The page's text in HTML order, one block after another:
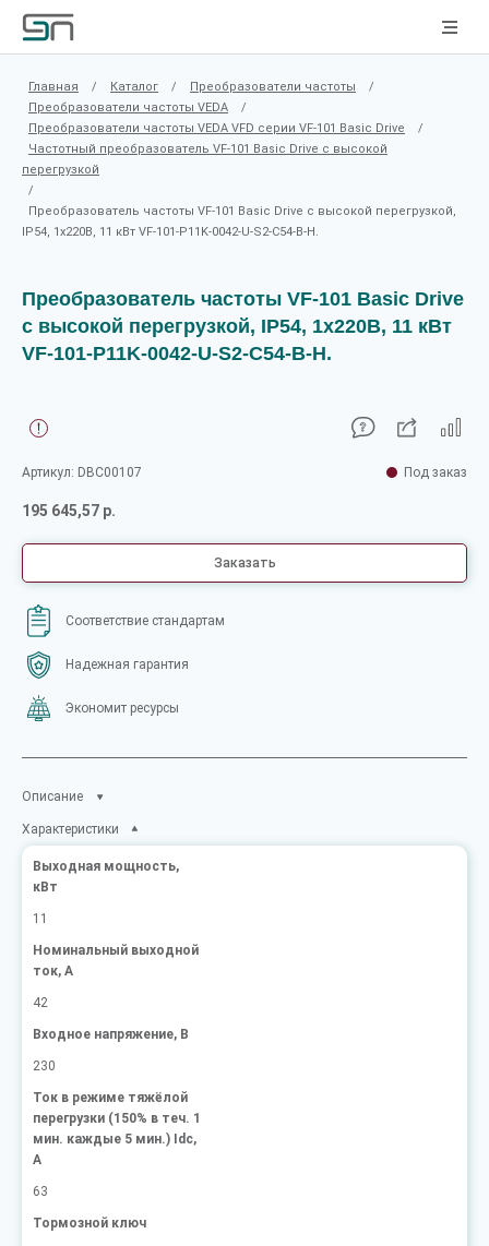
Главная / Каталог / Преобразователи частоты
/
Преобразователи частоты VEDA
/
Преобразователи частоты VEDA VFD серии VF-101 Basic Drive
/
Частотный преобразователь VF-101 Basic Drive c высокой
перегрузкой
/
Преобразователь частоты VF-101 Basic Drive c высокой перегрузкой,
IP54, 1х220В, 11 кВт VF-101-P11K-0042-U-S2-C54-B-H.
Преобразователь частоты VF-101 Basic Drive
c высокой перегрузкой, IP54, 1х220В, 11 кВт
VF-101-P11K-0042-U-S2-C54-B-H.
Артикул: DBC00107 Под заказ
195 645,57 р.
Заказать
Соответствие стандартам
Надежная гарантия
Экономит ресурсы
Описание
Характеристики
Выходная мощность,
кВт
11
Номинальный выходной
ток, А
42
Входное напряжение, В
230
Ток в режиме тяжёлой
перегрузки (150% в теч. 1
мин. каждые 5 мин.) Idc,
А
63
Тормозной ключ